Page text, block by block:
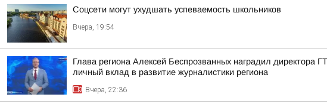
Соцсети могут ухудшать успеваемость школьников
Вчера, 19:54
Глава региона Алексей Беспрозванных наградил директора
личный вклад в развитие журналистики региона
Вчера, 22:36